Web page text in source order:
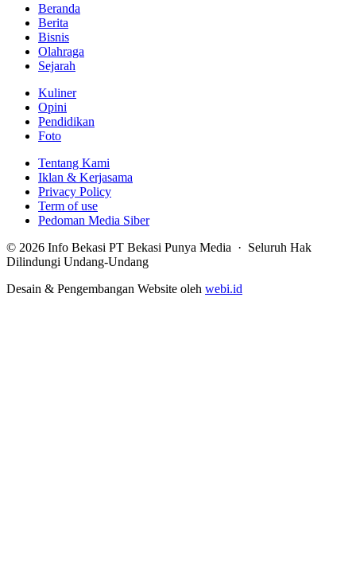
Beranda
Berita
Bisnis
Olahraga
Sejarah
Kuliner
Opini
Pendidikan
Foto
Tentang Kami
Iklan & Kerjasama
Privacy Policy
Term of use
Pedoman Media Siber
© 2026 Info Bekasi PT Bekasi Punya Media · Seluruh Hak
Dilindungi Undang-Undang
Desain & Pengembangan Website oleh webi.id